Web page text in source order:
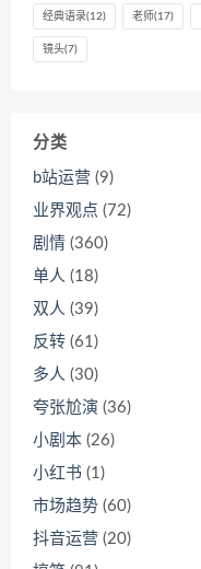
经典语录(12) 老师(17)
镜头(7)
分类
b站运营 (9)
业界观点 (72)
剧情 (360)
单人 (18)
双人 (39)
反转 (61)
多人 (30)
夸张尬演 (36)
小剧本 (26)
小红书 (1)
市场趋势 (60)
抖音运营 (20)